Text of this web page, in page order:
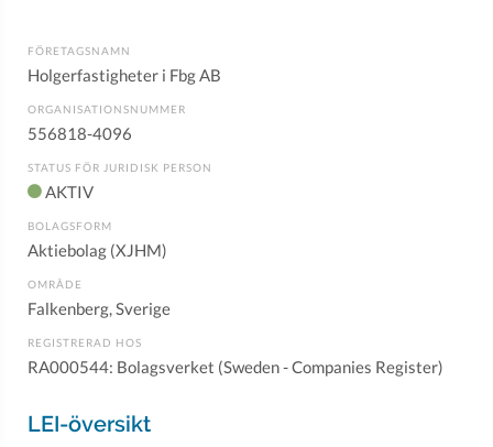
FÖRETAGSNAMN
Holgerfastigheter i Fbg AB
ORGANISATIONSNUMMER
556818-4096
STATUS FÖR JURIDISK PERSON
AKTIV
BOLAGSFORM
Aktiebolag (XJHM)
OMRÅDE
Falkenberg, Sverige
REGISTRERAD HOS
RA000544: Bolagsverket (Sweden - Companies Register)
LEI-översikt